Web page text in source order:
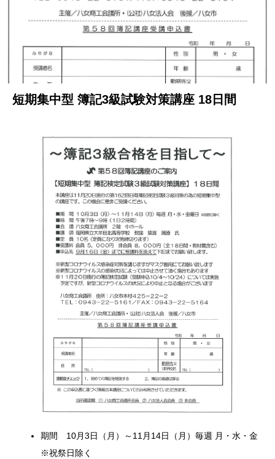
短期集中型 簿記3級試験対策講座 18日間
期間 10月3日（月）～11月14日（月）毎週 月・水・金
※祝祭日除く